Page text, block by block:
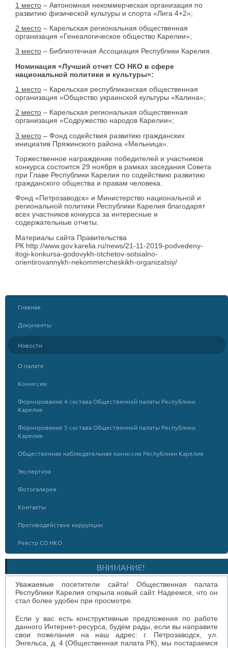
1 место – Автономная некоммерческая организация по
развитию физической культуры и спорта «Лига 4+2»;
2 место – Карельская региональная общественная
организация «Генеалогическое общество Карелии»;
3 место – Библиотечная Ассоциация Республики Карелия.
Номинация «Лучший отчет СО НКО в сфере
национальной политики и культуры»:
1 место – Карельская республиканская общественная
организация «Общество украинской культуры «Калина»;
2 место – Карельская региональная общественная
организация «Содружество народов Карелии»;
3 место – Фонд содействия развитию гражданских
инициатив Пряжинского района «Мельница».
Торжественное награждение победителей и участников
конкурса состоится 29 ноября в рамках заседания Совета
при Главе Республики Карелия по содействию развитию
гражданского общества и правам человека.
Фонд «Петрозаводск» и Министерство национальной и
региональной политики Республики Карелия благодарят
всех участников конкурса за интересные и
содержательные отчеты.
Материалы сайта Правительства
РК http://www.gov.karelia.ru/news/21-11-2019-podvedeny-
itogi-konkursa-godovykh-otchetov-sotsialno-
orientirovannykh-nekommercheskikh-organizatsiy/
Главная
Документы
Новости
О палате
Комиссии
Формирование 4 состава Общественной палаты Республики
Карелия
Формирование 5 состава Общественной палаты Республики
Карелия
Общественная наблюдательная комиссия Республики Карелия
Экспертиза
Фотогалерея
Контакты
Противодействие коррупции
Реестр СО НКО
ВНИМАНИЕ!
Уважаемые посетители сайта! Общественная палата
Республики Карелия открыла новый сайт. Надеемся, что он
стал более удобен при просмотре.
Если у вас есть конструктивные предложения по работе
данного Интернет-ресурса, будем рады, если вы направите
свои пожелания на наш адрес: г. Петрозаводск, ул.
Энгельса, д. 4 (Общественная палата РК), мы постараемся